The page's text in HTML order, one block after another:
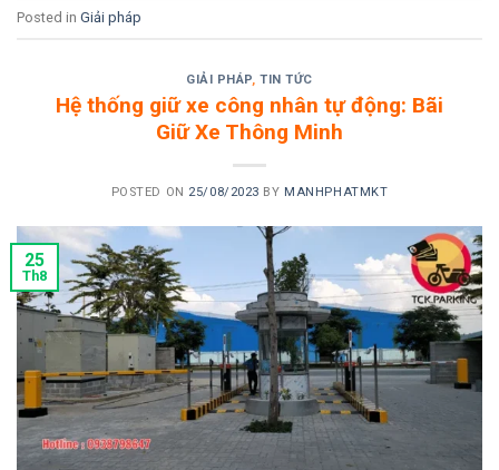
Posted in Giải pháp
GIẢI PHÁP,TIN TỨC
Hệ thống giữ xe công nhân tự động: Bãi
Giữ Xe Thông Minh
POSTED ON 25/08/2023 BY MANHPHATMKT
25
Th8